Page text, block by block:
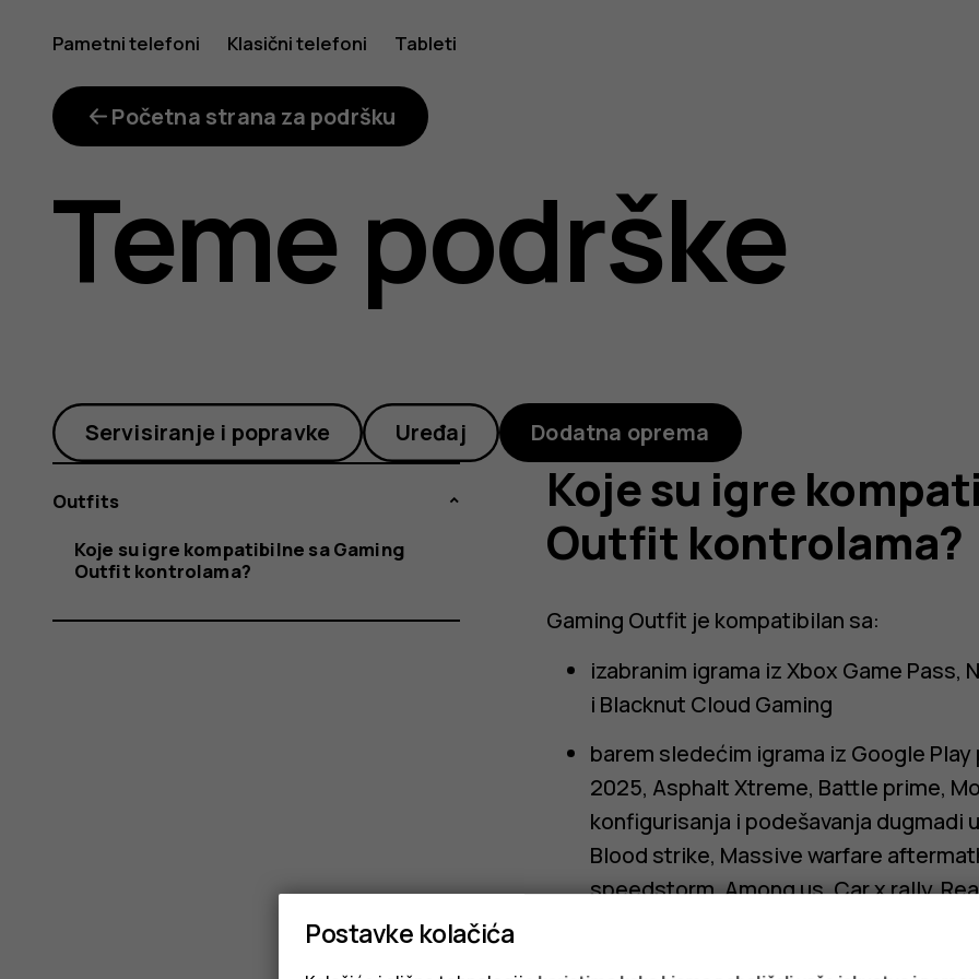
Koje
su
igre
kompatibilne
sa
Gaming
kontrolama?
Pametni telefoni Klasični telefoni Tableti
Početna strana za podršku
Teme podrške
Servisiranje i popravke Uređaj Dodatna oprema
Outfits
Koje su igre kompatibilne sa Gaming
Outfit kontrolama?
Koje su igre
Outfit kontrolama?
Gaming Outfit je kompatibilan sa:
izabranim igrama iz Xbox Game Pass,
i Blacknut Cloud Gaming
barem sledećim igrama iz Google
2025, Asphalt Xtreme, Battle prime,
konfigurisanja i podešavanja dugmadi
Blood strike, Massive warfare
speedstorm, Among us, Car x rally,
Hello neighbor, Diablo immortal, Sky,
League 2025, Torchlight infinite,
Postavke kolačića